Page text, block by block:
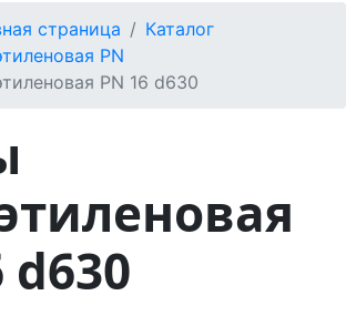
страница
Каталог
PN
PN 16 d630
d630